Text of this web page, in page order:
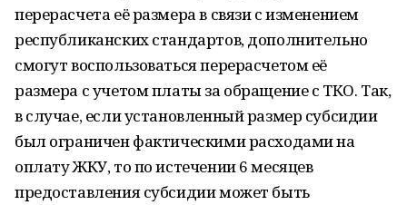
перерасчета её размера в связи с изменением
республиканских стандартов, дополнительно
смогут воспользоваться перерасчетом её
размера с учетом платы за обращение с ТКО. Так,
в случае, если установленный размер субсидии
был ограничен фактическими расходами на
оплату ЖКУ, то по истечении 6 месяцев
предоставления субсидии может быть